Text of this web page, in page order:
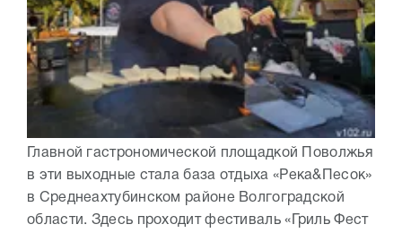
Главной гастрономической площадкой Поволжья
в эти выходные стала база отдыха «Река&Песок»
в Среднеахтубинском районе Волгоградской
области. Здесь проходит фестиваль «Гриль Фест